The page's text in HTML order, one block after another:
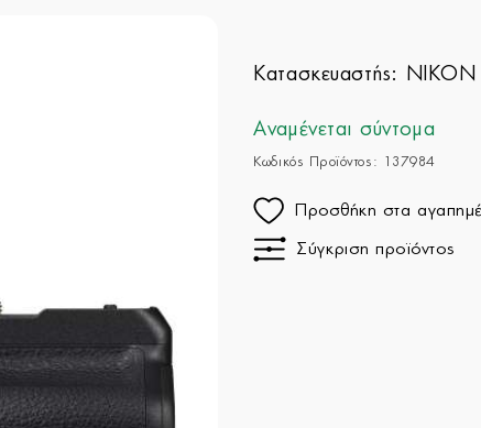
Κατασκευαστής: NIKON
Αναμένεται σύντομα
Κωδικός Προϊόντος: 137984
Προσθήκη στα
Σύγκριση προϊόντος